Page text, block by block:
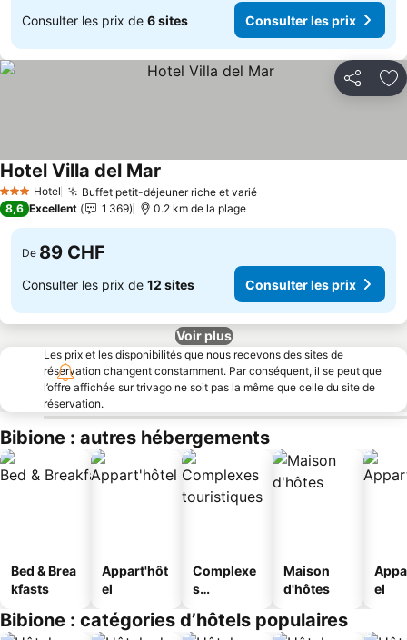
Consulter les prix de 6 sites Consulter les prix
Partager
3 ÉtoilesHotel Buffet petit-déjeuner riche et varié
Hotel Villa del Mar
8,6 Excellent 1 369 0.2 km de la plage
De 89 CHF
Consulter les prix de 12 sites Consulter les prix
Voir plus
Les prix et les disponibilités que nous recevons des sites de
réservation changent constamment. Par conséquent, il se peut que
l’offre affichée sur trivago ne soit pas la même que celle du site de
réservation.
Bibione : autres hébergements
Bed & Brea
kfasts
Appart'hôt
el
Complexe
s
s
Maison
d'hôtes
el
Bibione : catégories d’hôtels populaires